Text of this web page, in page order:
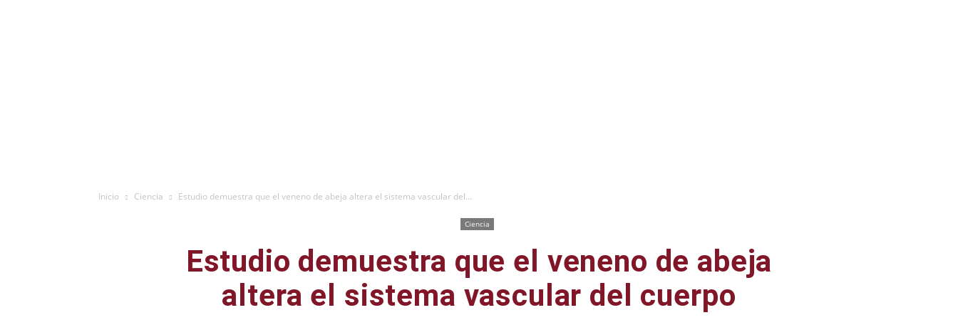
Inicio Ciencia Estudio demuestra que el veneno de abeja altera el sistema vascular del...
Ciencia
Estudio demuestra que el veneno de abeja
altera el sistema vascular del cuerpo